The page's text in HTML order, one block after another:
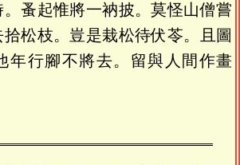
蚤起惟將一衲披。莫怪山僧嘗
松枝。豈是栽松待伏苓。且圖
年行腳不將去。留與人間作畫